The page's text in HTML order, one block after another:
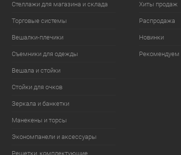
Стеллажи для магазина и склада
Торговые системы
Вешалки-плечики
Съемники для одежды
Вешала и стойки
Стойки для очков
Зеркала и банкетки
Манекены и торсы
Экономпанели и аксессуары
Решетки, комплектующие
Хиты продаж
Распродажа
Новинки
Рекомендуем